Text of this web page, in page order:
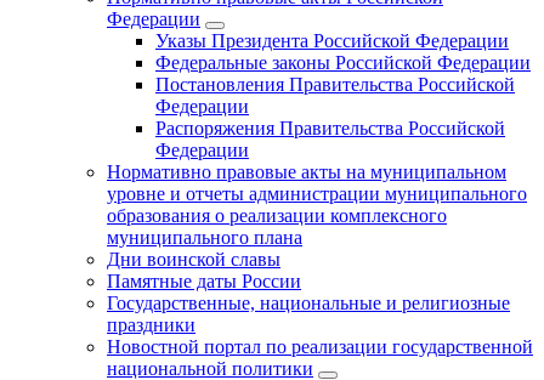
Федерации
Указы Президента Российской Федерации
Федеральные законы Российской Федерации
Постановления Правительства Российской
Федерации
Распоряжения Правительства Российской
Федерации
Нормативно правовые акты на муниципальном
уровне и отчеты администрации муниципального
образования о реализации комплексного
муниципального плана
Дни воинской славы
Памятные даты России
Государственные, национальные и религиозные
праздники
Новостной портал по реализации государственной
национальной политики